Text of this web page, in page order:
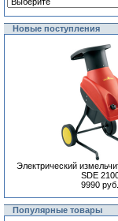
Новые поступления
Электрический
SDE
9990 руб.
Популярные товары